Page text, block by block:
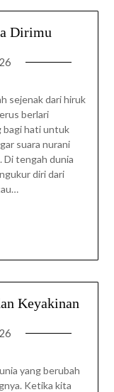
Dirimu
sejenak dari hiruk
berlari
bagi hati untuk
suara nurani
Di tengah dunia
diri dari
Keyakinan
yang berubah
Ketika kita